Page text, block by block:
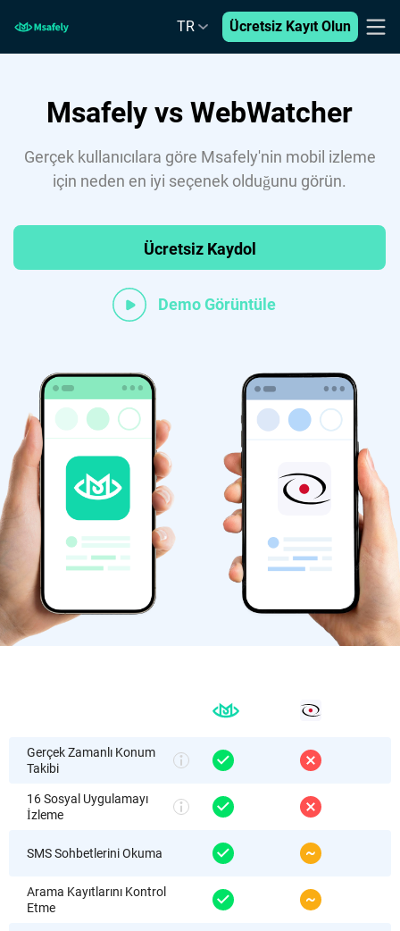
TR Ücretsiz Kayıt Olun
Msafely vs WebWatcher
Gerçek kullanıcılara göre Msafely'nin mobil izleme
için neden en iyi seçenek olduğunu görün.
Ücretsiz Kaydol
Demo Görüntüle
Gerçek Zamanlı Konum
Takibi
16 Sosyal Uygulamayı
İzleme
SMS Sohbetlerini Okuma
Arama Kayıtlarını Kontrol
Etme